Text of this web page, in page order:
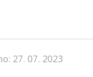
27. 07. 2023